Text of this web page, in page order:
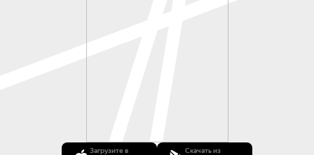
Загрузите в Скачать из